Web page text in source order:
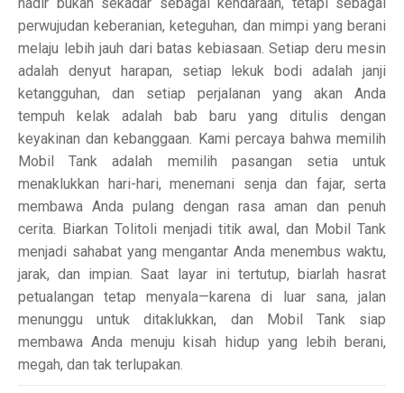
hadir bukan sekadar sebagai kendaraan, tetapi sebagai
perwujudan keberanian, keteguhan, dan mimpi yang berani
melaju lebih jauh dari batas kebiasaan. Setiap deru mesin
adalah denyut harapan, setiap lekuk bodi adalah janji
ketangguhan, dan setiap perjalanan yang akan Anda
tempuh kelak adalah bab baru yang ditulis dengan
keyakinan dan kebanggaan. Kami percaya bahwa memilih
Mobil Tank adalah memilih pasangan setia untuk
menaklukkan hari-hari, menemani senja dan fajar, serta
membawa Anda pulang dengan rasa aman dan penuh
cerita. Biarkan Tolitoli menjadi titik awal, dan Mobil Tank
menjadi sahabat yang mengantar Anda menembus waktu,
jarak, dan impian. Saat layar ini tertutup, biarlah hasrat
petualangan tetap menyala—karena di luar sana, jalan
menunggu untuk ditaklukkan, dan Mobil Tank siap
membawa Anda menuju kisah hidup yang lebih berani,
megah, dan tak terlupakan.